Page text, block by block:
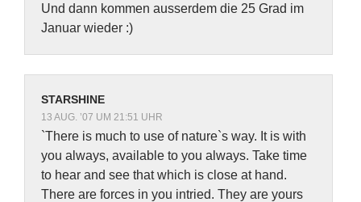
Und dann kommen ausserdem die 25 Grad im
Januar wieder :)
STARSHINE
13 AUG. ’07 UM 21:51 UHR
`There is much to use of nature`s way. It is with
you always, available to you always. Take time
to hear and see that which is close at hand.
There are forces in you intried. They are yours